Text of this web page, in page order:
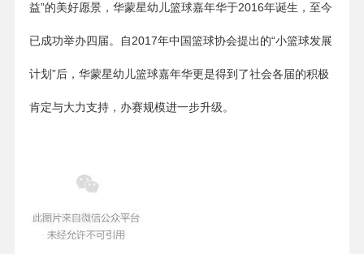
益”的美好愿景，华蒙星幼儿篮球嘉年华于2016年诞生，至今
已成功举办四届。自2017年中国篮球协会提出的“小篮球发展
计划”后，华蒙星幼儿篮球嘉年华更是得到了社会各届的积极
肯定与大力支持，办赛规模进一步升级。